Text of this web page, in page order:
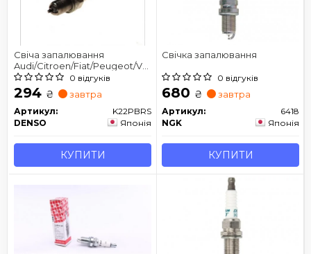
Свіча запалювання
Audi/Citroen/Fiat/Peugeot/VW
DENSO K22PBRS
0 відгуків
294 ₴ завтра
Артикул:
K22PBRS
DENSO
Японія
КУПИТИ
Свічка запалювання
0 відгуків
680 ₴ завтра
Артикул:
6418
NGK
Японія
КУПИТИ